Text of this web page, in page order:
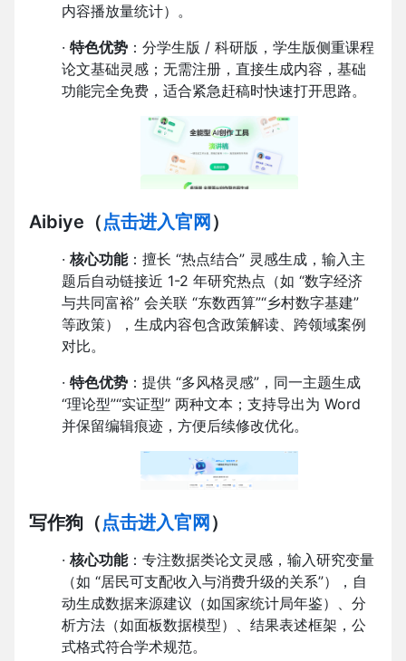
内容播放量统计）。
· 特色优势 ：分学生版 / 科研版，学生版侧重课程
论文基础灵感；无需注册，直接生成内容，基础
功能完全免费，适合紧急赶稿时快速打开思路。
Aibiye （点击进入官网 ）
· 核心功能：擅长 “热点结合” 灵感生成，输入主
题后自动链接近 1-2 年研究热点（如 “数字经济
与共同富裕” 会关联 “东数西算”“乡村数字基建”
等政策），生成内容包含政策解读、跨领域案例
对比。
· 特色优势 ：提供 “多风格灵感”，同一主题生成
“理论型”“实证型” 两种文本；支持导出为 Word
并保留编辑痕迹，方便后续修改优化。
写作狗 （点击进入官网 ）
· 核心功能：专注数据类论文灵感，输入研究变量
（如 “居民可支配收入与消费升级的关系”），自
动生成数据来源建议（如国家统计局年鉴）、分
析方法（如面板数据模型）、结果表述框架，公
式格式符合学术规范。